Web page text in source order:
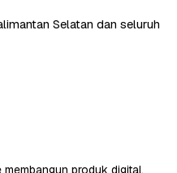
Selatan dan seluruh